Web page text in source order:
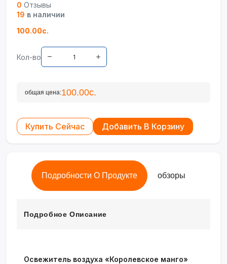
0 Отзывы
19 в наличии
100.00с.
Кол-во
общая цена:100.00с.
Купить Сейчас Добавить В Корзину
Подробности О Продукте обзоры
Подробное Описание
Освежитель воздуха «Королевское манго»